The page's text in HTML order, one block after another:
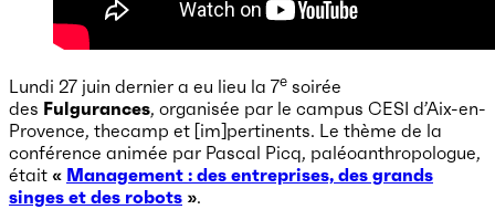
Lundi 27 juin dernier a eu lieu la 7e soirée
des Fulgurances, organisée par le campus CESI d’Aix-en-
Provence, thecamp et [im]pertinents. Le thème de la
conférence animée par Pascal Picq, paléoanthropologue,
était « Management : des entreprises, des grands
singes et des robots ».